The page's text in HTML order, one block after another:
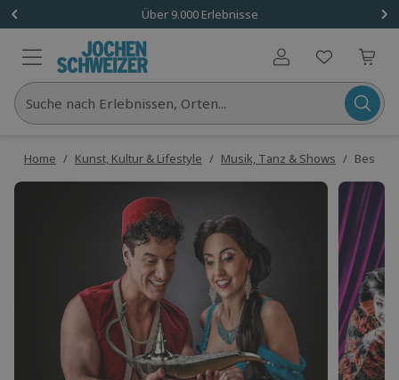
Über 9.000 Erlebnisse
Benutzerkonto
Suche nach Erlebnissen, Orten...
Home / Kunst, Kultur & Lifestyle / Musik, Tanz & Shows / Best of